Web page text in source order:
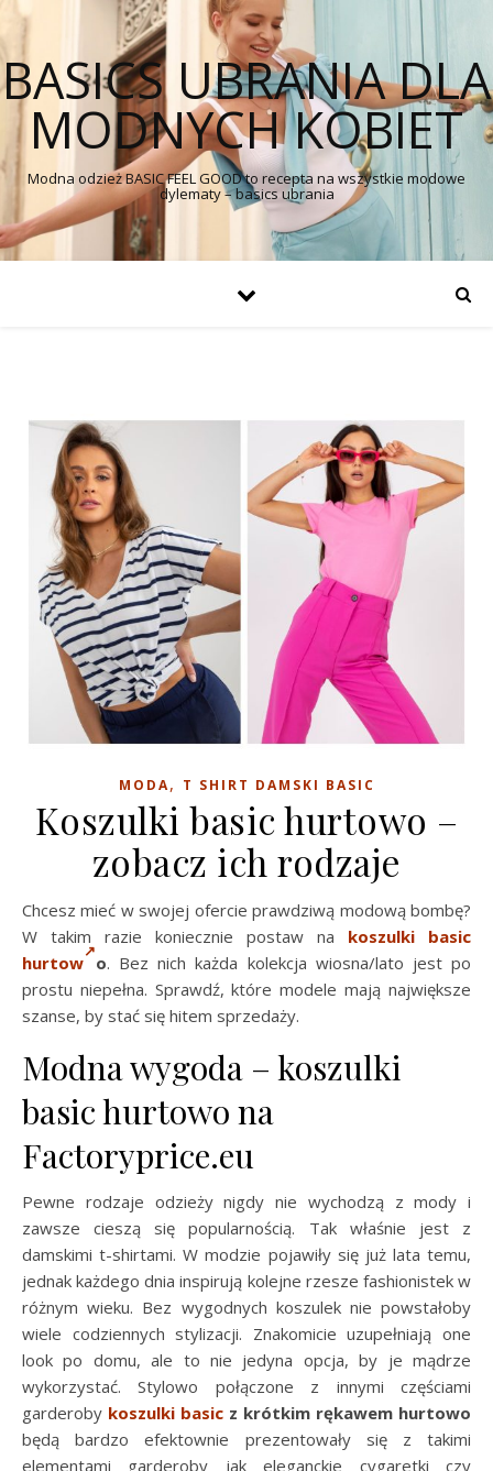
BASICS UBRANIA DLA
MODNYCH KOBIET
Modna odzież BASIC FEEL GOOD to recepta na wszystkie modowe
dylematy – basics ubrania
MODA, T SHIRT DAMSKI BASIC
Koszulki basic hurtowo –
zobacz ich rodzaje
Chcesz mieć w swojej ofercie prawdziwą modową bombę?
W takim razie koniecznie postaw na koszulki basic
hurtow o. Bez nich każda kolekcja wiosna/lato jest po
prostu niepełna. Sprawdź, które modele mają największe
szanse, by stać się hitem sprzedaży.
Modna wygoda – koszulki
basic hurtowo na
Factoryprice.eu
Pewne rodzaje odzieży nigdy nie wychodzą z mody i
zawsze cieszą się popularnością. Tak właśnie jest z
damskimi t-shirtami. W modzie pojawiły się już lata temu,
jednak każdego dnia inspirują kolejne rzesze fashionistek w
różnym wieku. Bez wygodnych koszulek nie powstałoby
wiele codziennych stylizacji. Znakomicie uzupełniają one
look po domu, ale to nie jedyna opcja, by je mądrze
wykorzystać. Stylowo połączone z innymi częściami
garderoby koszulki basic z krótkim rękawem hurtowo
będą bardzo efektownie prezentowały się z takimi
elementami garderoby jak eleganckie cygaretki czy